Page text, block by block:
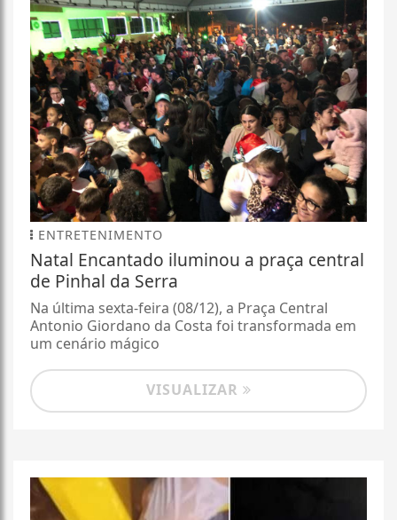
ENTRETENIMENTO
Natal Encantado iluminou a praça central
de Pinhal da Serra
Na última sexta-feira (08/12), a Praça Central
Antonio Giordano da Costa foi transformada em
um cenário mágico
VISUALIZAR